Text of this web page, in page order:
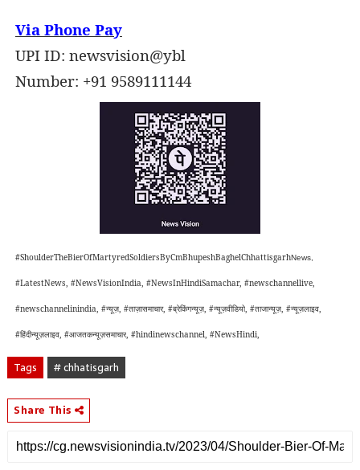
Via Phone Pay
UPI ID: newsvision@ybl
Number: +91 9589111144
#ShoulderTheBierOfMartyredSoldiersByCmBhupeshBaghelChhattisgarhNews,
#LatestNews, #NewsVisionIndia, #NewsInHindiSamachar, #newschannellive,
#newschannelinindia, #न्यूज़, #ताज़ासमाचार, #ब्रेकिंगन्यूज़, #न्यूज़वीडियो, #ताजान्यूज़, #न्यूज़लाइव,
#हिंदीन्यूज़लाइव, #आजतकन्यूज़समाचार, #hindinewschannel, #NewsHindi,
Tags # chhatisgarh
Share This